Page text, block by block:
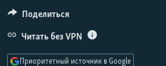
Поделиться
Читать без VPN
Приоритетный источник в Google